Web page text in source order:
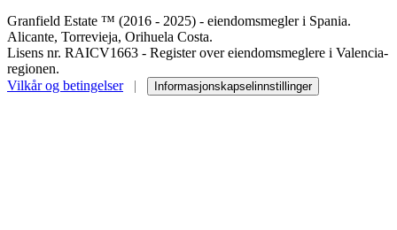
Granfield Estate ™ (2016 - 2025) - eiendomsmegler i Spania.
Alicante, Torrevieja, Orihuela Costa.
Lisens nr. RAICV1663 - Register over eiendomsmeglere i Valencia-
regionen.
Vilkår og betingelser
| Informasjonskapselinnstillinger